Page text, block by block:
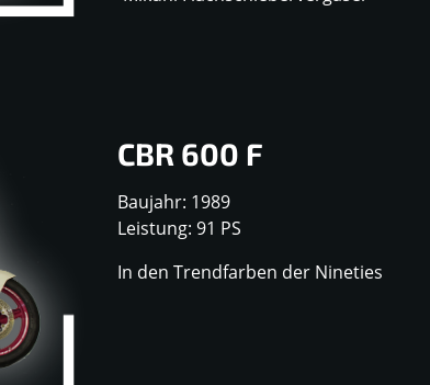
CBR 600 F
Baujahr: 1989
Leistung: 91 PS
In den Trendfarben der Nineties